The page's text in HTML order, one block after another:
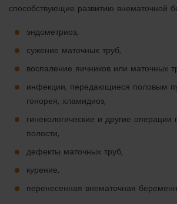
способствующие развитию внематочной
эндометриоз,
сужение маточных труб,
воспаление яичников или маточных
инфекции, передающиеся половым
гонорея, хламидиоз,
гинекологические и другие
полости,
дефекты маточных труб,
курение,
перенесенная внематочная